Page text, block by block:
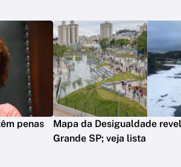
penas
Mapa da Desigualdade
Grande SP; veja lista